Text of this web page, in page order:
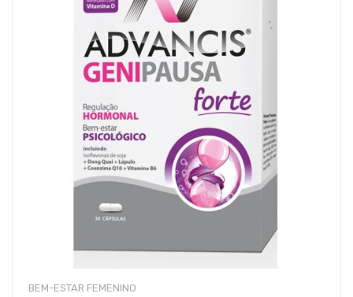
BEM-ESTAR FEMENINO